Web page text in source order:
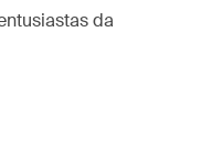
da